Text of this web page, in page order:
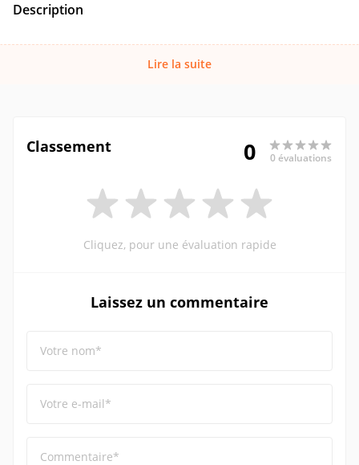
Description
Lire la suite
Classement 0 0 évaluations
Cliquez, pour une évaluation rapide
Laissez un commentaire
Votre nom*
Votre e-mail*
Commentaire*